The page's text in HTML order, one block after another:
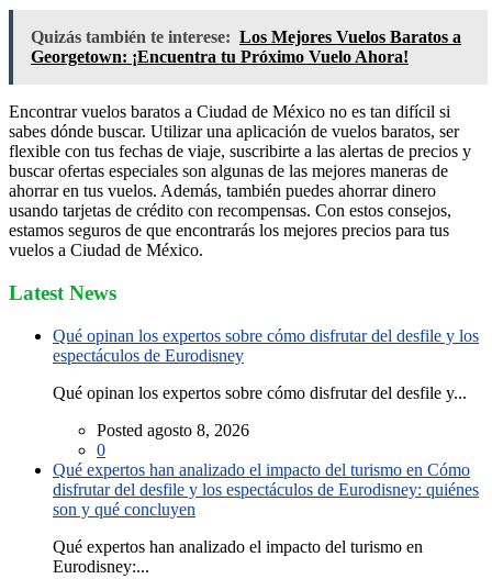
Quizás también te interese: Los Mejores Vuelos Baratos a
Georgetown: ¡Encuentra tu Próximo Vuelo Ahora!
Encontrar vuelos baratos a Ciudad de México no es tan difícil si
sabes dónde buscar. Utilizar una aplicación de vuelos baratos, ser
flexible con tus fechas de viaje, suscribirte a las alertas de precios y
buscar ofertas especiales son algunas de las mejores maneras de
ahorrar en tus vuelos. Además, también puedes ahorrar dinero
usando tarjetas de crédito con recompensas. Con estos consejos,
estamos seguros de que encontrarás los mejores precios para tus
vuelos a Ciudad de México.
Latest News
Qué opinan los expertos sobre cómo disfrutar del desfile y los
espectáculos de Eurodisney
Qué opinan los expertos sobre cómo disfrutar del desfile y...
Posted agosto 8, 2026
0
Qué expertos han analizado el impacto del turismo en Cómo
disfrutar del desfile y los espectáculos de Eurodisney: quiénes
son y qué concluyen
Qué expertos han analizado el impacto del turismo en
Eurodisney:...